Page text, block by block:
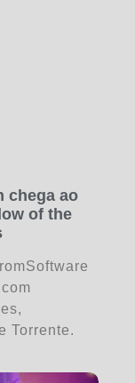
chega ao
of the
Torrente.